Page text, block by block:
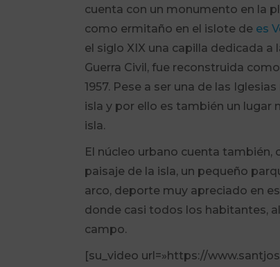
cuenta con un monumento en la
como ermitaño en el islote de es
el siglo XIX una capilla dedicada
Guerra Civil, fue reconstruida
1957. Pese a ser una de las
isla y por ello es también un lugar
isla.
El núcleo urbano cuenta también,
paisaje de la isla, un pequeño
arco, deporte muy apreciado en
donde casi todos los habitantes,
campo.
[su_video url=»https://